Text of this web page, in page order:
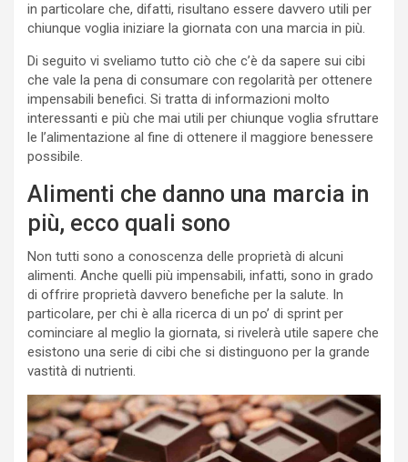
in particolare che, difatti, risultano essere davvero utili per
chiunque voglia iniziare la giornata con una marcia in più.
Di seguito vi sveliamo tutto ciò che c’è da sapere sui cibi
che vale la pena di consumare con regolarità per ottenere
impensabili benefici. Si tratta di informazioni molto
interessanti e più che mai utili per chiunque voglia sfruttare
le l’alimentazione al fine di ottenere il maggiore benessere
possibile.
Alimenti che danno una marcia in
più, ecco quali sono
Non tutti sono a conoscenza delle proprietà di alcuni
alimenti. Anche quelli più impensabili, infatti, sono in grado
di offrire proprietà davvero benefiche per la salute. In
particolare, per chi è alla ricerca di un po’ di sprint per
cominciare al meglio la giornata, si rivelerà utile sapere che
esistono una serie di cibi che si distinguono per la grande
vastità di nutrienti.